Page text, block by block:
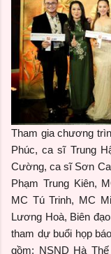
Tham gia chương
Phúc, ca sĩ Trung
Cường, ca sĩ Sơn
Phạm Trung Kiên,
MC Tú Trinh, MC
Lương Hoà, Biên
tham dự buổi họp
gồm: NSND Hà